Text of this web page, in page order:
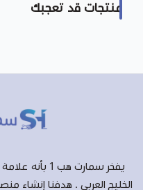
منتجات قد تعجبك
يفخر سمارت
الخليج العربي . هدفنا إنشاء